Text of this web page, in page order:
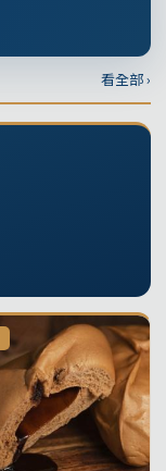
看全部 ›